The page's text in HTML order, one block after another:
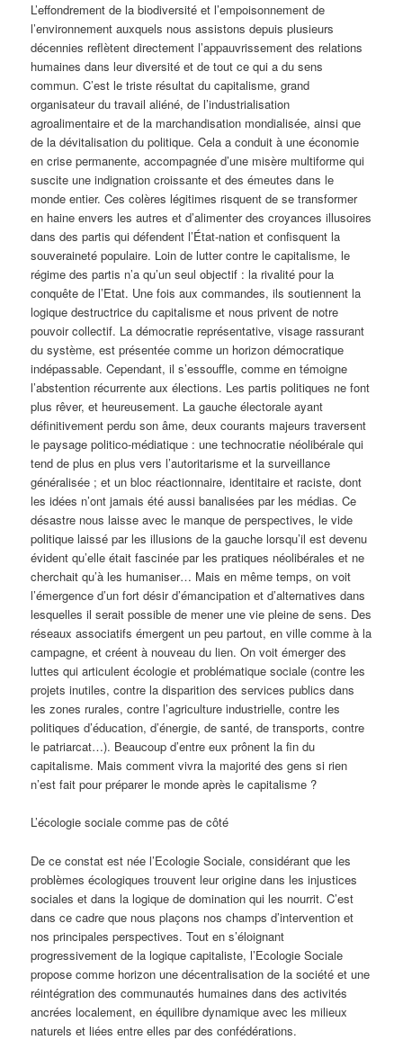
L’effondrement de la biodiversité et l’empoisonnement de
l’environnement auxquels nous assistons depuis plusieurs
décennies reflètent directement l’appauvrissement des relations
humaines dans leur diversité et de tout ce qui a du sens
commun. C’est le triste résultat du capitalisme, grand
organisateur du travail aliéné, de l’industrialisation
agroalimentaire et de la marchandisation mondialisée, ainsi que
de la dévitalisation du politique. Cela a conduit à une économie
en crise permanente, accompagnée d’une misère multiforme qui
suscite une indignation croissante et des émeutes dans le
monde entier. Ces colères légitimes risquent de se transformer
en haine envers les autres et d’alimenter des croyances illusoires
dans des partis qui défendent l’État-nation et confisquent la
souveraineté populaire. Loin de lutter contre le capitalisme, le
régime des partis n’a qu’un seul objectif : la rivalité pour la
conquête de l’Etat. Une fois aux commandes, ils soutiennent la
logique destructrice du capitalisme et nous privent de notre
pouvoir collectif. La démocratie représentative, visage rassurant
du système, est présentée comme un horizon démocratique
indépassable. Cependant, il s’essouffle, comme en témoigne
l’abstention récurrente aux élections. Les partis politiques ne font
plus rêver, et heureusement. La gauche électorale ayant
définitivement perdu son âme, deux courants majeurs traversent
le paysage politico-médiatique : une technocratie néolibérale qui
tend de plus en plus vers l’autoritarisme et la surveillance
généralisée ; et un bloc réactionnaire, identitaire et raciste, dont
les idées n’ont jamais été aussi banalisées par les médias. Ce
désastre nous laisse avec le manque de perspectives, le vide
politique laissé par les illusions de la gauche lorsqu’il est devenu
évident qu’elle était fascinée par les pratiques néolibérales et ne
cherchait qu’à les humaniser… Mais en même temps, on voit
l’émergence d’un fort désir d’émancipation et d’alternatives dans
lesquelles il serait possible de mener une vie pleine de sens. Des
réseaux associatifs émergent un peu partout, en ville comme à la
campagne, et créent à nouveau du lien. On voit émerger des
luttes qui articulent écologie et problématique sociale (contre les
projets inutiles, contre la disparition des services publics dans
les zones rurales, contre l’agriculture industrielle, contre les
politiques d’éducation, d’énergie, de santé, de transports, contre
le patriarcat…). Beaucoup d’entre eux prônent la fin du
capitalisme. Mais comment vivra la majorité des gens si rien
n’est fait pour préparer le monde après le capitalisme ?
L’écologie sociale comme pas de côté
De ce constat est née l’Ecologie Sociale, considérant que les
problèmes écologiques trouvent leur origine dans les injustices
sociales et dans la logique de domination qui les nourrit. C’est
dans ce cadre que nous plaçons nos champs d’intervention et
nos principales perspectives. Tout en s’éloignant
progressivement de la logique capitaliste, l’Ecologie Sociale
propose comme horizon une décentralisation de la société et une
réintégration des communautés humaines dans des activités
ancrées localement, en équilibre dynamique avec les milieux
naturels et liées entre elles par des confédérations.